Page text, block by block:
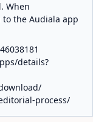
When
the Audiala app
details?
process/